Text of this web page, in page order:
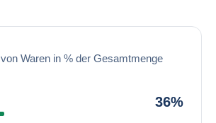
von Waren in % der Gesamtmenge
36%